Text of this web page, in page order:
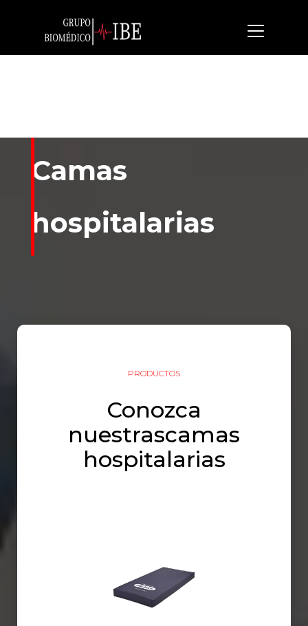
Camas
hospitalarias
PRODUCTOS
Conozca
nuestrascamas
hospitalarias